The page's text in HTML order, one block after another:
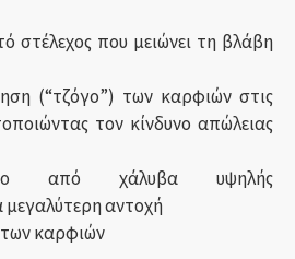
στέλεχος που μειώνει τη βλάβη
(“τζόγο”) των καρφιών στις
τον κίνδυνο απώλειας
από χάλυβα υψηλής
μεγαλύτερη αντοχή
καρφιών